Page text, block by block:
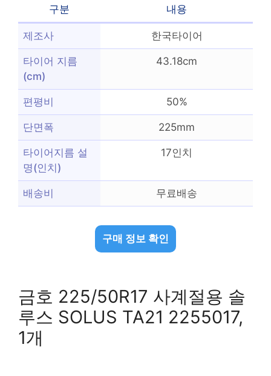
구분 내용
제조사 한국타이어
타이어 지름
(cm)
43.18cm
편평비 50%
단면폭 225mm
타이어지름 설
명(인치)
17인치
배송비 무료배송
구매 정보 확인
금호 225/50R17 사계절용 솔
루스 SOLUS TA21 2255017,
1개